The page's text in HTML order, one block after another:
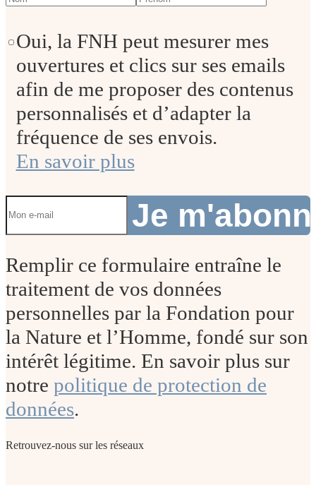
Oui, la FNH peut mesurer mes
ouvertures et clics sur ses emails
afin de me proposer des contenus
personnalisés et d’adapter la
fréquence de ses envois.
En savoir plus
Je
Remplir ce formulaire entraîne le
traitement de vos données
personnelles par la Fondation pour
la Nature et l’Homme, fondé sur son
intérêt légitime. En savoir plus sur
notre politique de protection de
données.
Retrouvez-nous sur les réseaux